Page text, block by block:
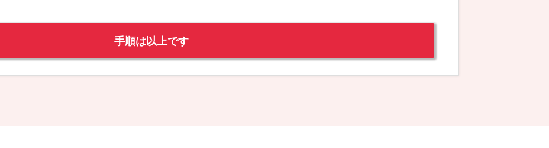
手順は以上です